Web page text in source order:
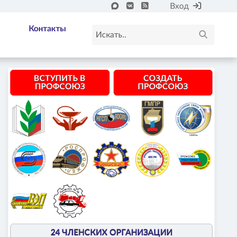
Вход
Контакты
ВСТУПИТЬ В
ПРОФСОЮЗ
СОЗДАТЬ
ПРОФСОЮЗ
24 ЧЛЕНСКИХ ОРГАНИЗАЦИИ